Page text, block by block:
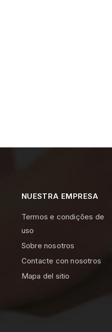
NUESTRA EMPRESA
Termos e condições de
uso
Sobre nosotros
Contacte con nosotros
Mapa del sitio